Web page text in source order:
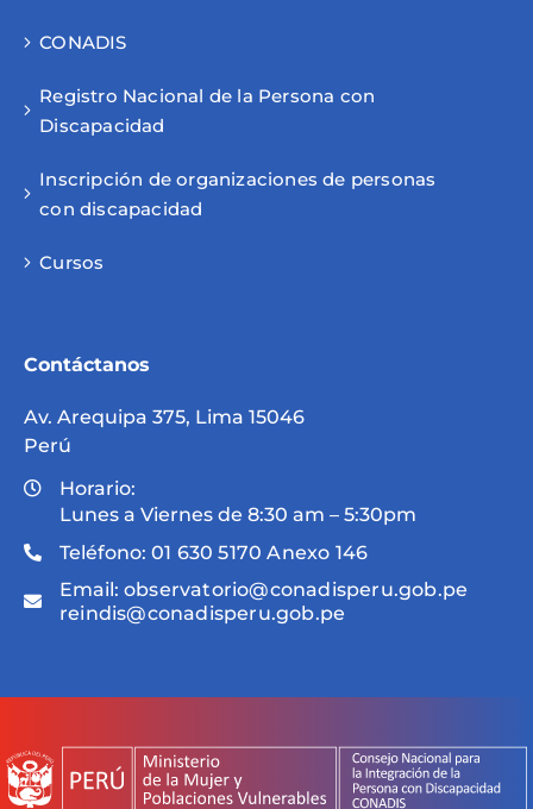
CONADIS
Registro Nacional de la Persona con
Discapacidad
Inscripción de organizaciones de personas
con discapacidad
Cursos
Contáctanos
Av. Arequipa 375, Lima 15046
Perú
Horario:
Lunes a Viernes de 8:30 am – 5:30pm
Teléfono: 01 630 5170 Anexo 146
Email: observatorio@conadisperu.gob.pe
reindis@conadisperu.gob.pe